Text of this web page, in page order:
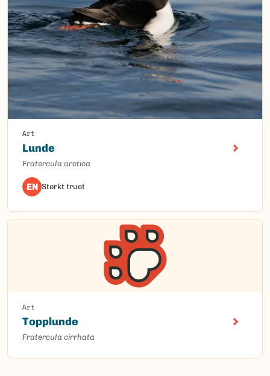
Art
Lunde
Fratercula arctica
EN Sterkt truet
Art
Topplunde
Fratercula cirrhata